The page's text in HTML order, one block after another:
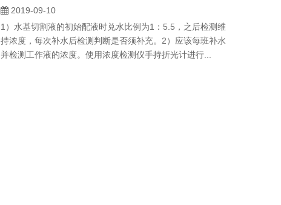
2019-09-10
1）水基切割液的初始配液时兑水比例为1：5.5，之后检测维
持浓度，每次补水后检测判断是否须补充。2）应该每班补水
并检测工作液的浓度。使用浓度检测仪手持折光计进行...